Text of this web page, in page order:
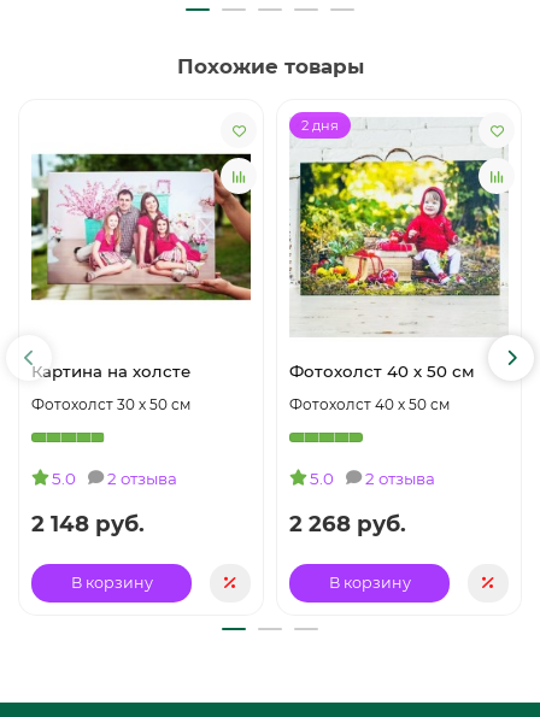
Похожие товары
Картина на холсте
Фотохолст 30 х 50 см
5.0 2 отзыва
2 148 руб.
В корзину
2 дня
Фотохолст 40 х 50 см
Фотохолст 40 х 50 см
5.0 2 отзыва
2 268 руб.
В корзину